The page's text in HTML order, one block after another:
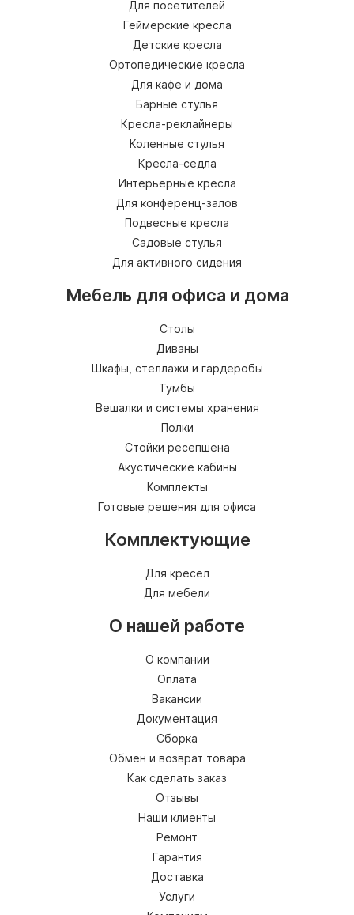
Для посетителей
Геймерские кресла
Детские кресла
Ортопедические кресла
Для кафе и дома
Барные стулья
Кресла-реклайнеры
Коленные стулья
Кресла-седла
Интерьерные кресла
Для конференц-залов
Подвесные кресла
Садовые стулья
Для активного сидения
Мебель для офиса и дома
Столы
Диваны
Шкафы, стеллажи и гардеробы
Тумбы
Вешалки и системы хранения
Полки
Стойки ресепшена
Акустические кабины
Комплекты
Готовые решения для офиса
Комплектующие
Для кресел
Для мебели
О нашей работе
О компании
Оплата
Вакансии
Документация
Сборка
Обмен и возврат товара
Как сделать заказ
Отзывы
Наши клиенты
Ремонт
Гарантия
Доставка
Услуги